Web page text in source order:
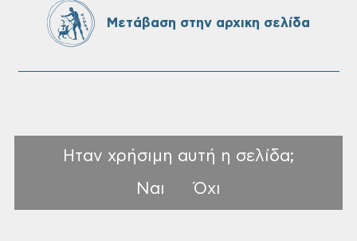
Μετάβαση στην αρχικη σελίδα
Ηταν χρήσιμη αυτή η σελίδα;
Ναι
Όχι